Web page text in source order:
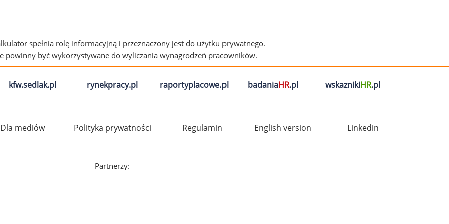
spełnia rolę informacyjną i przeznaczony jest do użytku prywatnego.
powinny być wykorzystywane do wyliczania wynagrodzeń pracowników.
kfw.sedlak.pl rynekpracy.pl raportyplacowe.pl badaniaHR.pl wskaznikiHR.pl
Dla mediów Polityka prywatności Regulamin English version Linkedin
Partnerzy: